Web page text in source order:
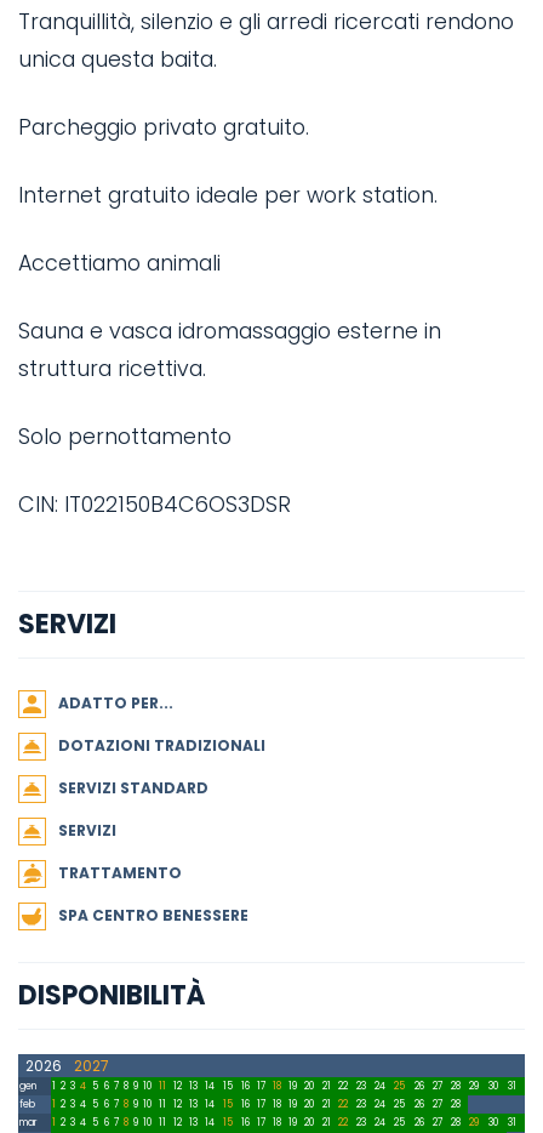
Tranquillità, silenzio e gli arredi ricercati rendono
unica questa baita.
Parcheggio privato gratuito.
Internet gratuito ideale per work station.
Accettiamo animali
Sauna e vasca idromassaggio esterne in
struttura ricettiva.
Solo pernottamento
CIN: IT022150B4C6OS3DSR
SERVIZI
ADATTO PER...
DOTAZIONI TRADIZIONALI
SERVIZI STANDARD
SERVIZI
TRATTAMENTO
SPA CENTRO BENESSERE
DISPONIBILITÀ
2026 2027
gen 1 2 3 4 5 6 7 8 9 10 11 12 13 14 15 16 17 18 19 20 21 22 23 24 25 26 27 28 29 30
31
feb
1 2 3 4 5 6 7 8 9 10 11 12 13 14 15 16 17 18 19 20 21 22 23 24 25 26 27
28
mar
1 2 3 4 5 6 7 8 9 10 11 12 13 14 15 16 17 18 19 20 21 22 23 24 25 26 27 28 29 30
31